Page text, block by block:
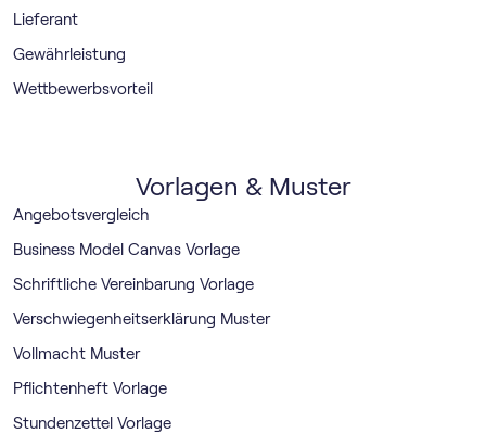
Lieferant
Gewährleistung
Wettbewerbsvorteil
Vorlagen & Muster
Angebotsvergleich
Business Model Canvas Vorlage
Schriftliche Vereinbarung Vorlage
Verschwiegenheitserklärung Muster
Vollmacht Muster
Pflichtenheft Vorlage
Stundenzettel Vorlage